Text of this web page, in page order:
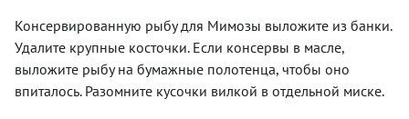
Консервированную рыбу для Мимозы выложите из банки.
Удалите крупные косточки. Если консервы в масле,
выложите рыбу на бумажные полотенца, чтобы оно
впиталось. Разомните кусочки вилкой в отдельной миске.